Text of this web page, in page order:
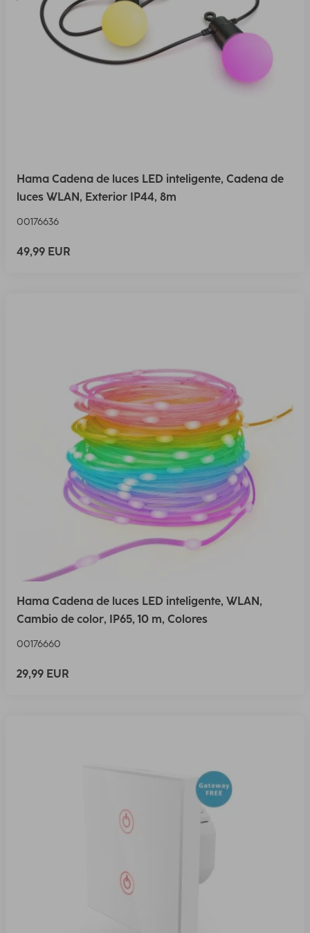
Hama Cadena de luces LED inteligente, Cadena de
luces WLAN, Exterior IP44, 8m
00176636
49,99 EUR
Hama Cadena de luces LED inteligente, WLAN,
Cambio de color, IP65, 10 m, Colores
00176660
29,99 EUR